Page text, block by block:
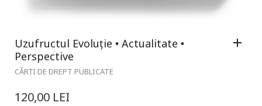
Uzufructul Evoluție • Actualitate •
Perspective
CĂRȚI DE DREPT PUBLICATE
120,00 LEI